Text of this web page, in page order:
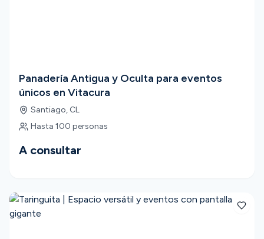
Panadería Antigua y Oculta para eventos
únicos en Vitacura
Santiago, CL
Hasta 100 personas
A consultar